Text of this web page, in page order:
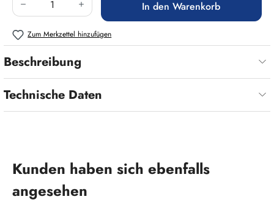
In den Warenkorb
Zum Merkzettel hinzufügen
Beschreibung
Technische Daten
Produktgalerie überspringen
Kunden haben sich ebenfalls
angesehen